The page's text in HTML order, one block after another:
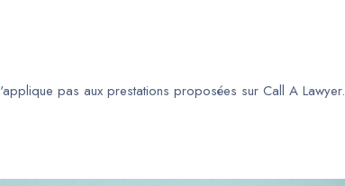
pas aux prestations proposées sur Call A Lawyer.